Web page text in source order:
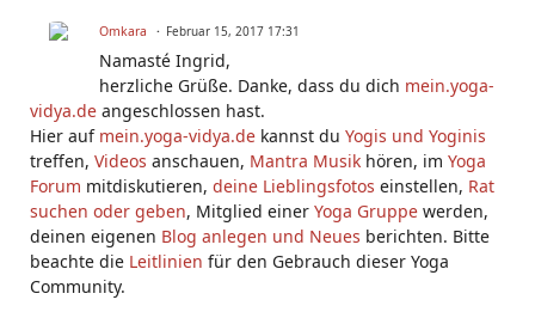
Omkara Februar 15, 2017 17:31
Namasté Ingrid,
herzliche Grüße. Danke, dass du dich mein.yoga-
vidya.de angeschlossen hast.
Hier auf mein.yoga-vidya.de kannst du Yogis und Yoginis
treffen, Videos anschauen, Mantra Musik hören, im Yoga
Forum mitdiskutieren, deine Lieblingsfotos einstellen, Rat
suchen oder geben, Mitglied einer Yoga Gruppe werden,
deinen eigenen Blog anlegen und Neues berichten. Bitte
beachte die Leitlinien für den Gebrauch dieser Yoga
Community.